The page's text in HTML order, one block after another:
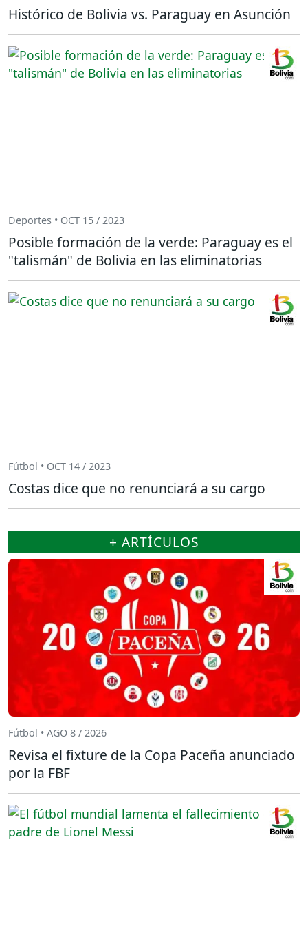
Histórico de Bolivia vs. Paraguay en Asunción
Deportes • OCT 15 / 2023
Posible formación de la verde: Paraguay es el
"talismán" de Bolivia en las eliminatorias
Fútbol • OCT 14 / 2023
Costas dice que no renunciará a su cargo
+ ARTÍCULOS
Fútbol • AGO 8 / 2026
Revisa el fixture de la Copa Paceña anunciado
por la FBF